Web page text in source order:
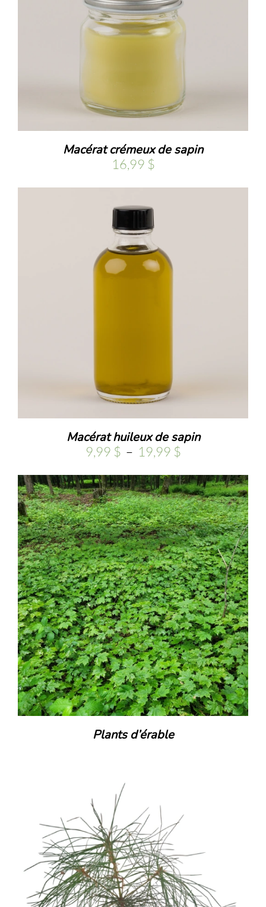
Macérat crémeux de sapin
16,99 $
Macérat huileux de sapin
9,99 $ – 19,99 $Plage
prix :
9,99 $
à
19,99 $
Plants d’érable